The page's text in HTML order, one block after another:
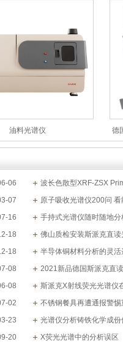
油料光谱仪 德
06
波长色散型XRF-ZSX
应用
07
原子吸收光谱仪200问
16
手持式光谱仪随时随地
18
佛山质检安装斯派克直
18
半导体铜材料分析的灵活
08
2021新品德国斯派克直
四
08
斯派克X射线荧光光谱仪
02
不锈钢餐具再遭通报警
23
光谱仪分析铸铁化学成份
20
X荧光光谱中的分析误区